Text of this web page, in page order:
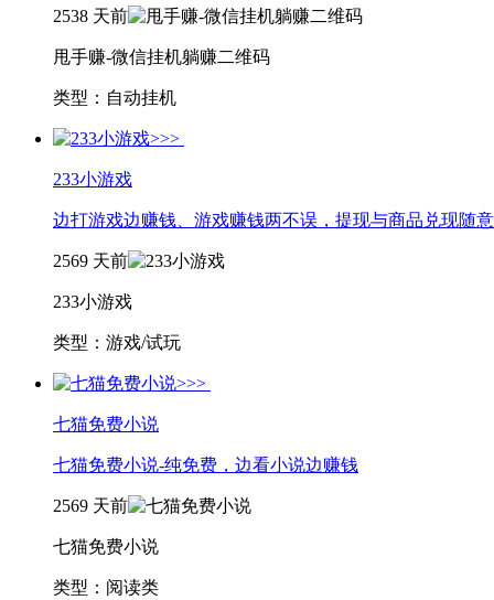
2538 天前
甩手赚-微信挂机躺赚二维码
类型：自动挂机
233小游戏
边打游戏边赚钱、游戏赚钱两不误，提现与商品兑现随
2569 天前
233小游戏
类型：游戏/试玩
七猫免费小说
七猫免费小说-纯免费，边看小说边赚钱
2569 天前
七猫免费小说
类型：阅读类